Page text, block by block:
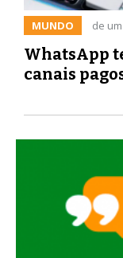
MUNDO de
WhatsApp
canais